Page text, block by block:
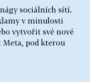
sociálních sítí.
v minulosti
vytvořit své nové
Meta, pod kterou